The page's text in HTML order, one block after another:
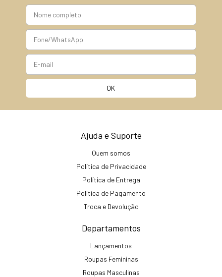
Ajuda e Suporte
Quem somos
Política de Privacidade
Política de Entrega
Política de Pagamento
Troca e Devolução
Departamentos
Lançamentos
Roupas Femininas
Roupas Masculinas